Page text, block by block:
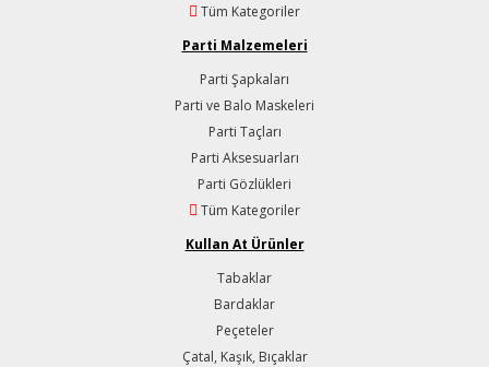
Tüm Kategoriler
Parti Malzemeleri
Parti Şapkaları
Parti ve Balo Maskeleri
Parti Taçları
Parti Aksesuarları
Parti Gözlükleri
Tüm Kategoriler
Kullan At Ürünler
Tabaklar
Bardaklar
Peçeteler
Çatal, Kaşık, Bıçaklar